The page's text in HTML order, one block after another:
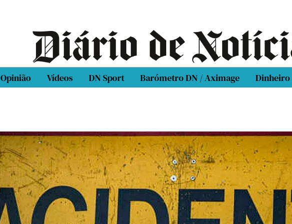
Opinião Vídeos DN Sport Barómetro DN / Aximage Dinheiro